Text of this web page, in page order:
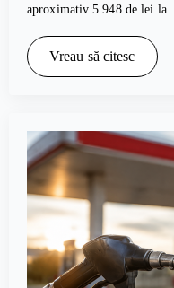
aproximativ 5.948 de lei la…
Vreau să citesc